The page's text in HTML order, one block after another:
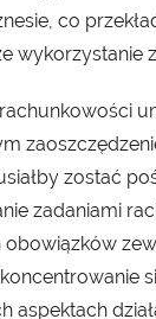
co
wykorzystanie
zostać
zadaniami
obowiązków
aspektach